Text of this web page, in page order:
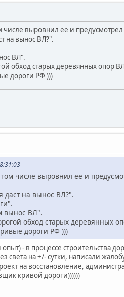
числе выровнил ее и
на вынос ВЛ?".
ВЛ".
обход старых деревянных опор
дороги РФ )))
том числе выровнил ее и
даст на вынос ВЛ?".
вынос ВЛ".
обход старых деревянных
дороги РФ )))
- в процессе строительства
света на +/- сутки, написали
на восстановление,
кривой дороги))))))